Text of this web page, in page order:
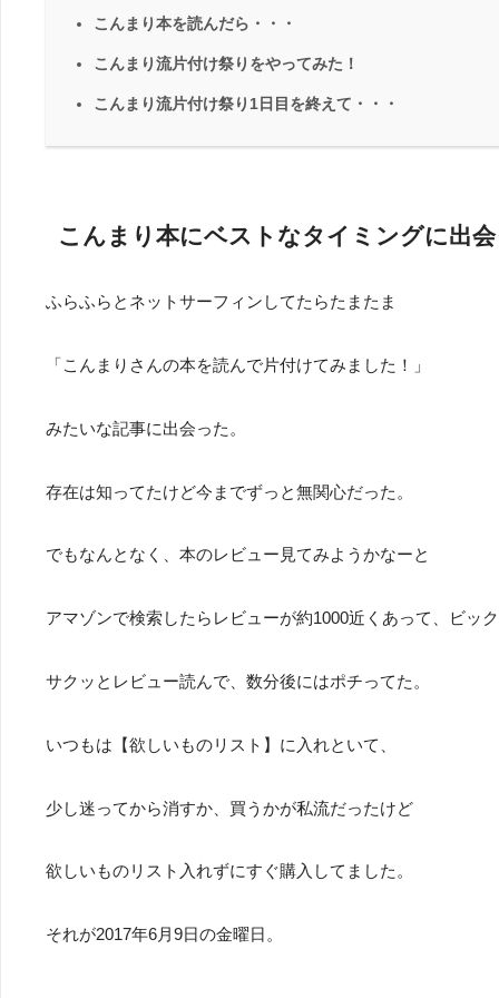
こんまり本を読んだら・・・
こんまり流片付け祭りをやってみた！
こんまり流片付け祭り1日目を終えて・・・
こんまり本にベストなタイミングに出
ふらふらとネットサーフィンしてたらたまたま
「こんまりさんの本を読んで片付けてみました！」
みたいな記事に出会った。
存在は知ってたけど今までずっと無関心だった。
でもなんとなく、本のレビュー見てみようかなーと
アマゾンで検索したらレビューが約1000近くあって、ビッ
サクッとレビュー読んで、数分後にはポチってた。
いつもは【欲しいものリスト】に入れといて、
少し迷ってから消すか、買うかが私流だったけど
欲しいものリスト入れずにすぐ購入してました。
それが2017年6月9日の金曜日。